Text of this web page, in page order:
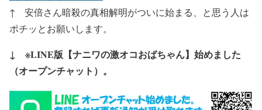
↑ 安倍さん暗殺の真相解明がついに始まる、と思う人は
ポチッとお願いします。
↓ ※LINE版【ナニワの激オコおばちゃん】始めました
（オープンチャット）。